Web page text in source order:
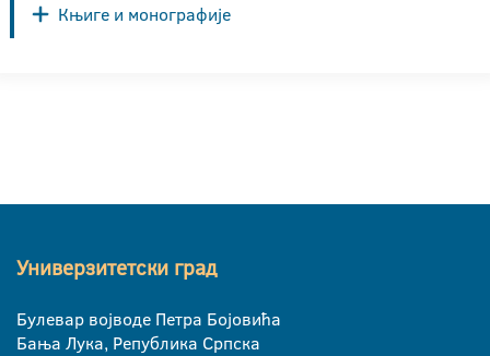
Књиге и монографије
Универзитетски град
Булевар војводе Петра Бојовића
Бања Лука, Република Српска